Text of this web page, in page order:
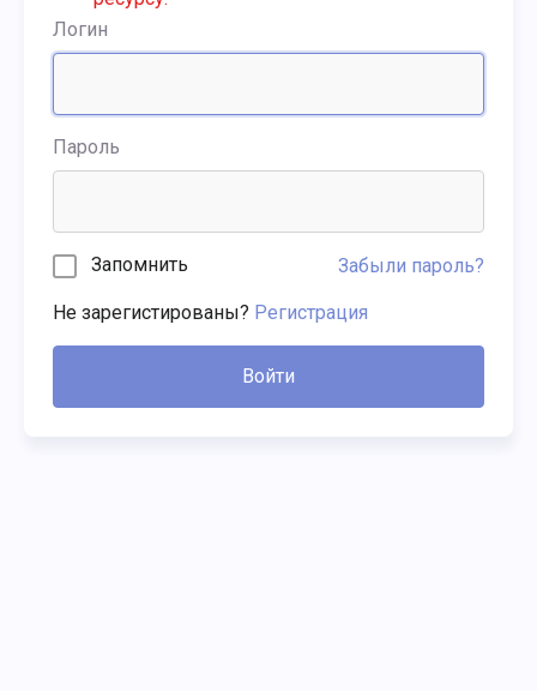
Логин
Пароль
Запомнить Забыли пароль?
Не зарегистированы? Регистрация